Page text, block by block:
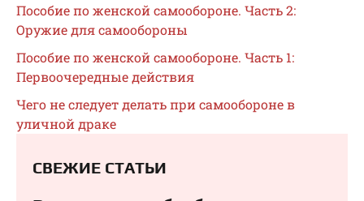
Пособие по женской самообороне. Часть 2:
Оружие для самообороны
Пособие по женской самообороне. Часть 1:
Первоочередные действия
Чего не следует делать при самообороне в
уличной драке
СВЕЖИЕ СТАТЬИ